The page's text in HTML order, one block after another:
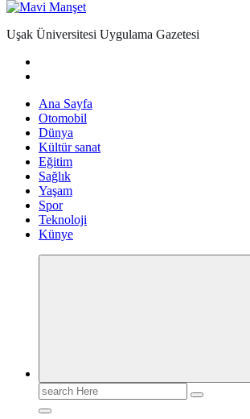
Uşak Üniversitesi Uygulama Gazetesi
Ana Sayfa
Otomobil
Dünya
Kültür sanat
Eğitim
Sağlık
Yaşam
Spor
Teknoloji
Künye
Search
for: